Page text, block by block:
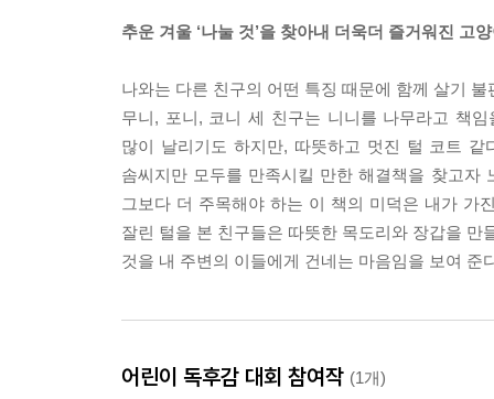
추운 겨울 ‘나눌 것’을 찾아내 더욱더 즐거워진 고
나와는 다른 친구의 어떤 특징 때문에 함께 살기
무니, 포니, 코니 세 친구는 니니를 나무라고 책
많이 날리기도 하지만, 따뜻하고 멋진 털 코트
솜씨지만 모두를 만족시킬 만한 해결책을 찾고자
그보다 더 주목해야 하는 이 책의 미덕은 내가 가
잘린 털을 본 친구들은 따뜻한 목도리와 장갑을
것을 내 주변의 이들에게 건네는 마음임을 보여 준
어린이 독후감 대회 참여작 (1개)